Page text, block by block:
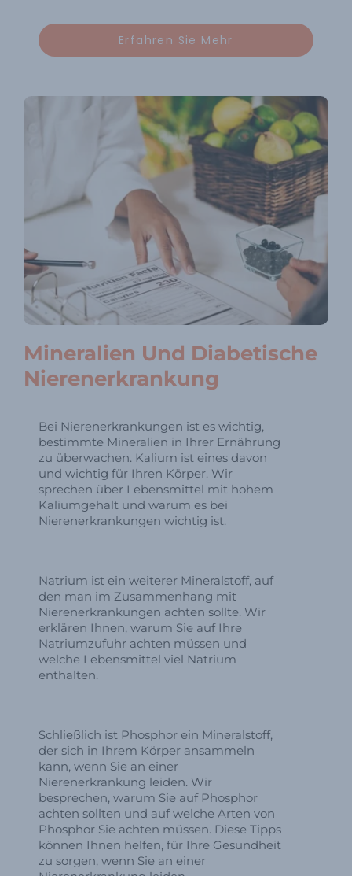
Erfahren Sie Mehr
Mineralien Und Diabetische
Nierenerkrankung
Bei Nierenerkrankungen ist es wichtig,
bestimmte Mineralien in Ihrer Ernährung
zu überwachen. Kalium ist eines davon
und wichtig für Ihren Körper. Wir
sprechen über Lebensmittel mit hohem
Kaliumgehalt und warum es bei
Nierenerkrankungen wichtig ist.
Natrium ist ein weiterer Mineralstoff, auf
den man im Zusammenhang mit
Nierenerkrankungen achten sollte. Wir
erklären Ihnen, warum Sie auf Ihre
Natriumzufuhr achten müssen und
welche Lebensmittel viel Natrium
enthalten.
Schließlich ist Phosphor ein Mineralstoff,
der sich in Ihrem Körper ansammeln
kann, wenn Sie an einer
Nierenerkrankung leiden. Wir
besprechen, warum Sie auf Phosphor
achten sollten und auf welche Arten von
Phosphor Sie achten müssen. Diese Tipps
können Ihnen helfen, für Ihre Gesundheit
zu sorgen, wenn Sie an einer